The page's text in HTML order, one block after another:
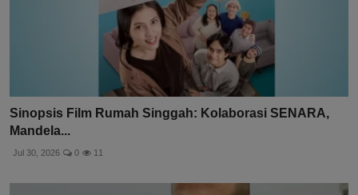
Sinopsis Film Rumah Singgah: Kolaborasi SENARA,
Mandela...
Jul 30, 2026 0 11